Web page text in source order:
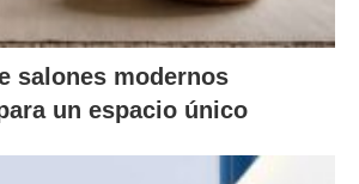
salones modernos
un espacio único